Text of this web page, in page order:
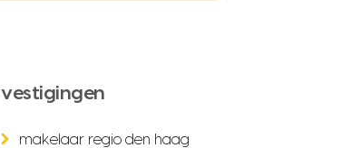
vestigingen
makelaar regio den haag